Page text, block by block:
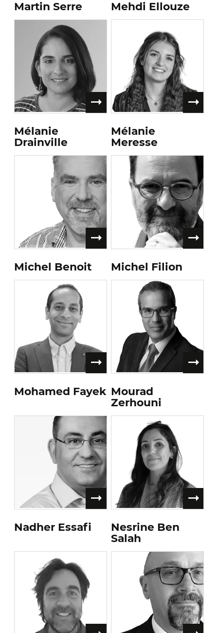
Martin Serre Mehdi Ellouze
Mélanie
Drainville
Mélanie
Meresse
Michel Benoit Michel Filion
Mohamed Fayek Mourad
Zerhouni
Nadher Essafi
Nesrine Ben
Salah